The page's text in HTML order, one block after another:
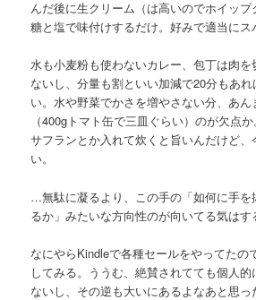
んだ後に生クリーム（は高いのでホイッ
糖と塩で味付けするだけ。好みで適当にス
水も小麦粉も使わないカレー、包丁は肉
ないし、分量も割といい加減で20分もあ
い。水や野菜でかさを増やさない分、あ
（400gトマト缶で三皿ぐらい）のが欠点
サフランとか入れて炊くと旨いんだけど
い。
…無駄に凝るより、この手の「如何に手を
るか」みたいな方向性のが向いてる気はす
なにやらKindleで各種セールをやってたの
してみる。ううむ、絶賛されてても個人
ないし、その逆も大いにあるよなあと思っ